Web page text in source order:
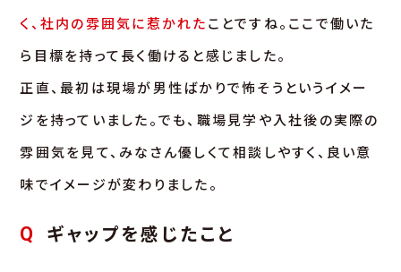
く、社内の雰囲気に惹かれたことですね。ここで働いた
ら目標を持って長く働けると感じました。
正直、最初は現場が男性ばかりで怖そうというイメー
ジを持っていました。でも、職場見学や入社後の実際の
雰囲気を見て、みなさん優しくて相談しやすく、良い意
味でイメージが変わりました。
Q ギャップを感じたこと